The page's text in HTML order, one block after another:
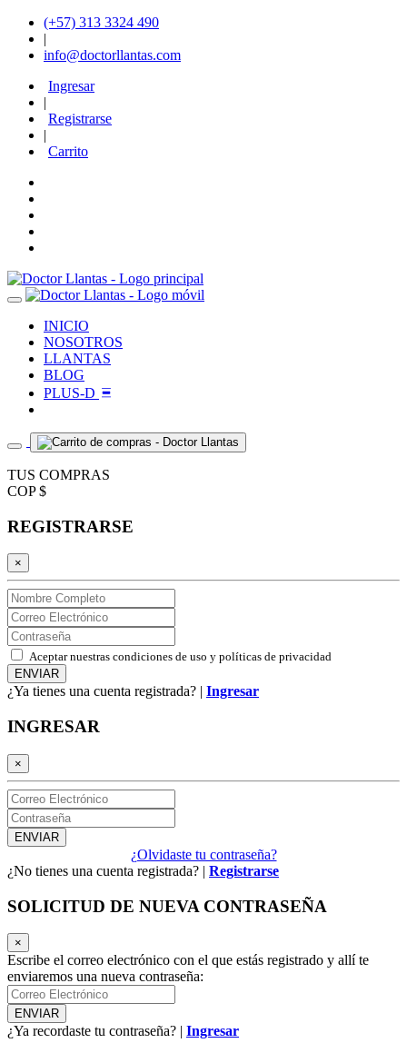
(+57) 313 3324 490
|
info@doctorllantas.com
Ingresar
|
Registrarse
|
Carrito
INICIO
NOSOTROS
LLANTAS
BLOG
PLUS-D
TUS COMPRAS
COP $
REGISTRARSE
×
Aceptar nuestras condiciones de uso y políticas de privacidad
¿Ya tienes una cuenta registrada? | Ingresar
INGRESAR
×
¿Olvidaste tu contraseña?
¿No tienes una cuenta registrada? | Registrarse
SOLICITUD DE NUEVA CONTRASEÑA
×
Escribe el correo electrónico con el que estás registrado y allí te
enviaremos una nueva contraseña:
¿Ya recordaste tu contraseña? | Ingresar